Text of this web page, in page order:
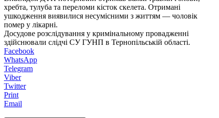
хребта, тулуба та переломи кісток скелета. Отримані
ушкодження виявилися несумісними з життям — чоловік
помер у лікарні.
Досудове розслідування у кримінальному провадженні
здійснювали слідчі СУ ГУНП в Тернопільській області.
Facebook
WhatsApp
Telegram
Viber
Twitter
Print
Email